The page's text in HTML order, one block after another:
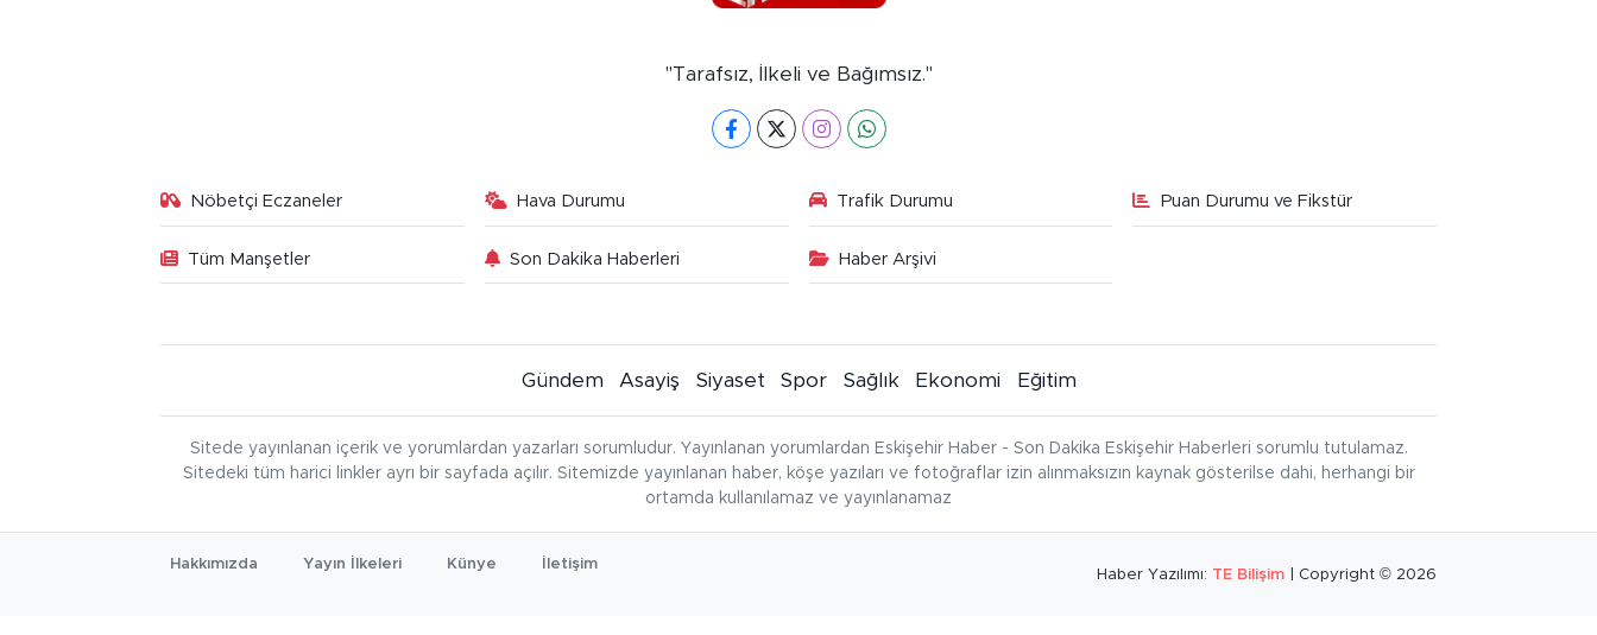
"Tarafsız, İlkeli ve Bağımsız."
Nöbetçi Eczaneler Hava Durumu Trafik Durumu Puan Durumu ve Fikstür
Tüm Manşetler Son Dakika Haberleri Haber Arşivi
Gündem Asayiş Siyaset Spor Sağlık Ekonomi Eğitim
Sitede yayınlanan içerik ve yorumlardan yazarları sorumludur. Yayınlanan yorumlardan Eskişehir Haber - Son Dakika Eskişehir Haberleri sorumlu tutulamaz.
Sitedeki tüm harici linkler ayrı bir sayfada açılır. Sitemizde yayınlanan haber, köşe yazıları ve fotoğraflar izin alınmaksızın kaynak gösterilse dahi, herhangi bir
ortamda kullanılamaz ve yayınlanamaz
Hakkımızda Yayın İlkeleri Künye İletişim
Haber Yazılımı: TE Bilişim | Copyright © 2026